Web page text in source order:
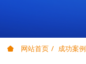
网站首页 成功案例